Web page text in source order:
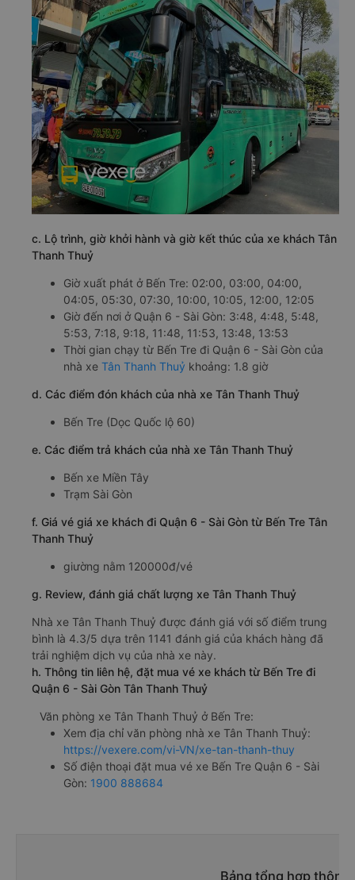
c. Lộ trình, giờ khởi hành và giờ kết thúc của xe khách Tân
Thanh Thuỷ
Giờ xuất phát ở Bến Tre: 02:00, 03:00, 04:00,
04:05, 05:30, 07:30, 10:00, 10:05, 12:00, 12:05
Giờ đến nơi ở Quận 6 - Sài Gòn: 3:48, 4:48, 5:48,
5:53, 7:18, 9:18, 11:48, 11:53, 13:48, 13:53
Thời gian chạy từ Bến Tre đi Quận 6 - Sài Gòn của
nhà xe Tân Thanh Thuỷ khoảng: 1.8 giờ
d. Các điểm đón khách của nhà xe Tân Thanh Thuỷ
Bến Tre (Dọc Quốc lộ 60)
e. Các điểm trả khách của nhà xe Tân Thanh Thuỷ
Bến xe Miền Tây
Trạm Sài Gòn
f. Giá vé giá xe khách đi Quận 6 - Sài Gòn từ Bến Tre Tân
Thanh Thuỷ
giường nằm 120000đ/vé
g. Review, đánh giá chất lượng xe Tân Thanh Thuỷ
Nhà xe Tân Thanh Thuỷ được đánh giá với số điểm trung
bình là 4.3/5 dựa trên 1141 đánh giá của khách hàng đã
trải nghiệm dịch vụ của nhà xe này.
h. Thông tin liên hệ, đặt mua vé xe khách từ Bến Tre đi
Quận 6 - Sài Gòn Tân Thanh Thuỷ
Văn phòng xe Tân Thanh Thuỷ ở Bến Tre:
Xem địa chỉ văn phòng nhà xe Tân Thanh Thuỷ:
https://vexere.com/vi-VN/xe-tan-thanh-thuy
Số điện thoại đặt mua vé xe Bến Tre Quận 6 - Sài
Gòn: 1900 888684
Bảng tổng hợp thông